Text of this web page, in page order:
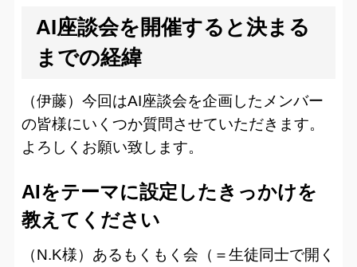
AI座談会を開催すると決まる
までの経緯
（伊藤）今回はAI座談会を企画したメンバー
の皆様にいくつか質問させていただきます。
よろしくお願い致します。
AIをテーマに設定したきっかけを
教えてください
（N.K様）あるもくもく会（＝生徒同士で開く